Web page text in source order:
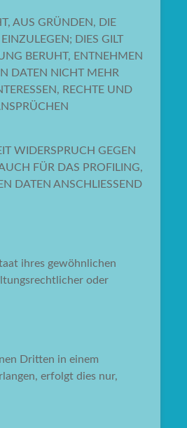
AUS GRÜNDEN, DIE
DIES GILT
BERUHT, ENTNEHMEN
DATEN NICHT MEHR
RECHTE UND
WIDERSPRUCH GEGEN
FÜR DAS PROFILING,
DATEN ANSCHLIESSEND
ihres gewöhnlichen
oder
Dritten in einem
erfolgt dies nur,